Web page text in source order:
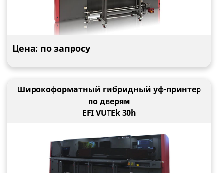
Цена: по запросу
Широкоформатный гибридный уф-принтер
по дверям
EFI VUTEk 30h